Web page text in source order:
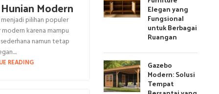
Modern
pilihan populer
karena mampu
namun tetap
READING
Elegan yang
Fungsional
untuk Berbagai
Ruangan
Gazebo
Modern: Solusi
Tempat